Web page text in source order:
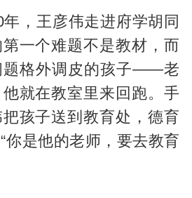
，王彦伟走进府学胡同
一个难题不是教材，而
题格外调皮的孩子——老
就在教室里来回跑。手
孩子送到教育处，德育
你是他的老师，要去教育